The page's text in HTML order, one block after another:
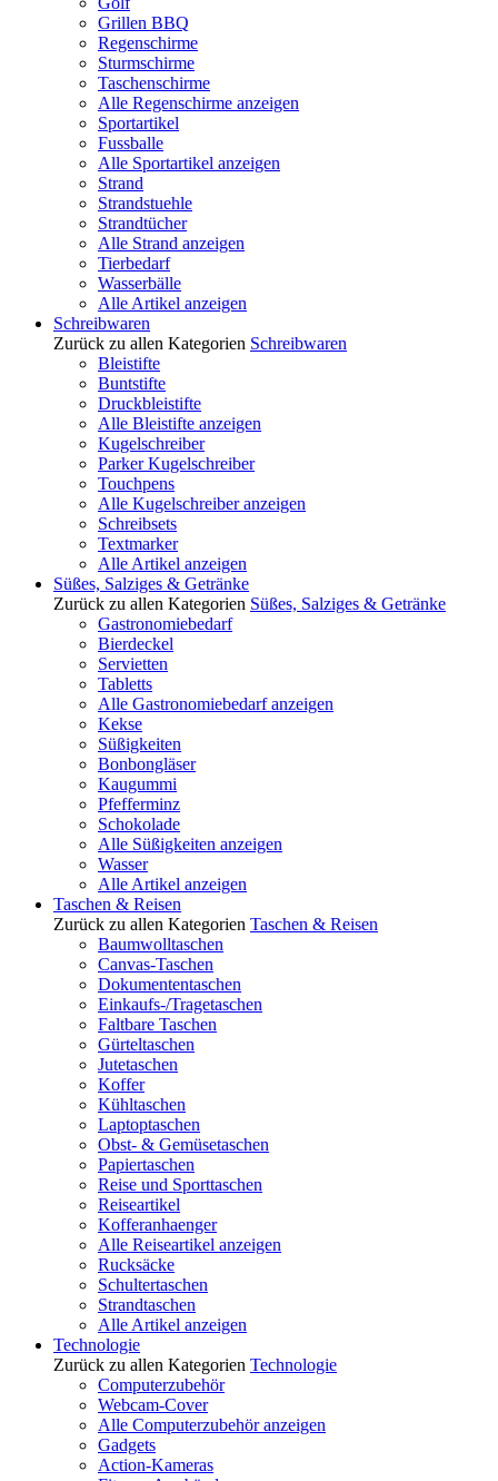
Grillen BBQ
Regenschirme
Sturmschirme
Taschenschirme
Alle Regenschirme anzeigen
Sportartikel
Fussballe
Alle Sportartikel anzeigen
Strand
Strandstuehle
Strandtücher
Alle Strand anzeigen
Tierbedarf
Wasserbälle
Alle Artikel anzeigen
Schreibwaren
Zurück zu allen Kategorien Schreibwaren
Bleistifte
Buntstifte
Druckbleistifte
Alle Bleistifte anzeigen
Kugelschreiber
Parker Kugelschreiber
Touchpens
Alle Kugelschreiber anzeigen
Schreibsets
Textmarker
Alle Artikel anzeigen
Süßes, Salziges & Getränke
Zurück zu allen Kategorien Süßes, Salziges & Getränke
Gastronomiebedarf
Bierdeckel
Servietten
Tabletts
Alle Gastronomiebedarf anzeigen
Kekse
Süßigkeiten
Bonbongläser
Kaugummi
Pfefferminz
Schokolade
Alle Süßigkeiten anzeigen
Wasser
Alle Artikel anzeigen
Taschen & Reisen
Zurück zu allen Kategorien Taschen & Reisen
Baumwolltaschen
Canvas-Taschen
Dokumententaschen
Einkaufs-/Tragetaschen
Faltbare Taschen
Gürteltaschen
Jutetaschen
Koffer
Kühltaschen
Laptoptaschen
Obst- & Gemüsetaschen
Papiertaschen
Reise und Sporttaschen
Reiseartikel
Kofferanhaenger
Alle Reiseartikel anzeigen
Rucksäcke
Schultertaschen
Strandtaschen
Alle Artikel anzeigen
Technologie
Zurück zu allen Kategorien Technologie
Computerzubehör
Webcam-Cover
Alle Computerzubehör anzeigen
Gadgets
Action-Kameras